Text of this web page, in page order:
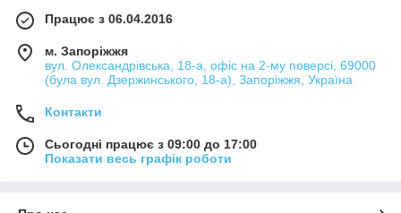
Працює з 06.04.2016
м. Запоріжжя
вул. Олександрівська, 18-а, офіс на 2-му поверсі, 69000
(була вул. Дзержинського, 18-а), Запоріжжя, Україна
Контакти
Сьогодні працює з 09:00 до 17:00
Показати весь графік роботи